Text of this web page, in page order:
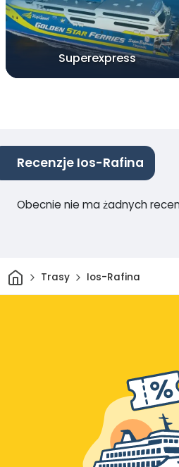
Superexpress
Recenzje Ios-Rafina
Obecnie nie ma żadnych
DomTrasy Ios-Rafina